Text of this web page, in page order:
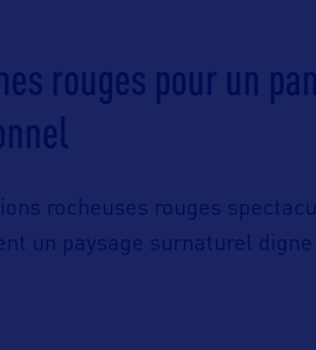
rouges pour un
rocheuses rouges
un paysage surnaturel